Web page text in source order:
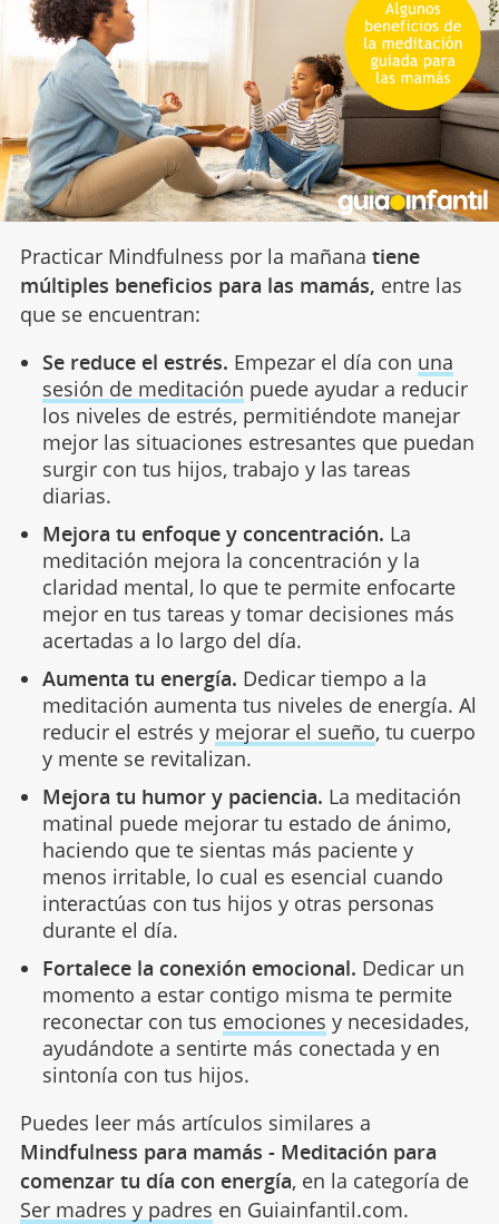
Practicar Mindfulness por la mañana tiene
múltiples beneficios para las mamás, entre las
que se encuentran:
Se reduce el estrés. Empezar el día con una
sesión de meditación puede ayudar a reducir
los niveles de estrés, permitiéndote manejar
mejor las situaciones estresantes que puedan
surgir con tus hijos, trabajo y las tareas
diarias.
Mejora tu enfoque y concentración. La
meditación mejora la concentración y la
claridad mental, lo que te permite enfocarte
mejor en tus tareas y tomar decisiones más
acertadas a lo largo del día.
Aumenta tu energía. Dedicar tiempo a la
meditación aumenta tus niveles de energía. Al
reducir el estrés y mejorar el sueño, tu cuerpo
y mente se revitalizan.
Mejora tu humor y paciencia. La meditación
matinal puede mejorar tu estado de ánimo,
haciendo que te sientas más paciente y
menos irritable, lo cual es esencial cuando
interactúas con tus hijos y otras personas
durante el día.
Fortalece la conexión emocional. Dedicar un
momento a estar contigo misma te permite
reconectar con tus emociones y necesidades,
ayudándote a sentirte más conectada y en
sintonía con tus hijos.
Puedes leer más artículos similares a
Mindfulness para mamás - Meditación para
comenzar tu día con energía, en la categoría de
Ser madres y padres en Guiainfantil.com.